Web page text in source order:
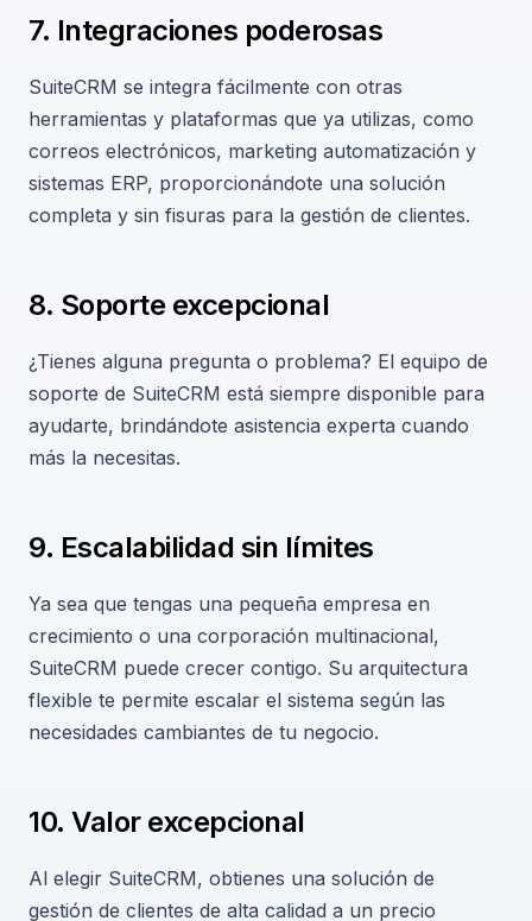
7. Integraciones poderosas
SuiteCRM se integra fácilmente con otras
herramientas y plataformas que ya utilizas, como
correos electrónicos, marketing automatización y
sistemas ERP, proporcionándote una solución
completa y sin fisuras para la gestión de clientes.
8. Soporte excepcional
¿Tienes alguna pregunta o problema? El equipo de
soporte de SuiteCRM está siempre disponible para
ayudarte, brindándote asistencia experta cuando
más la necesitas.
9. Escalabilidad sin límites
Ya sea que tengas una pequeña empresa en
crecimiento o una corporación multinacional,
SuiteCRM puede crecer contigo. Su arquitectura
flexible te permite escalar el sistema según las
necesidades cambiantes de tu negocio.
10. Valor excepcional
Al elegir SuiteCRM, obtienes una solución de
gestión de clientes de alta calidad a un precio